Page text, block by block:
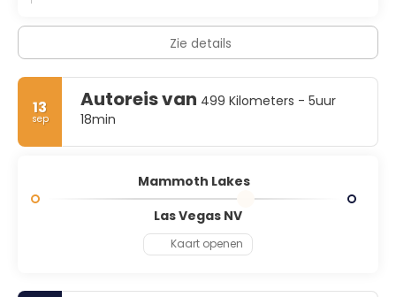
Zie details
13
sep
Autoreis van 499 Kilometers - 5uur
18min
Mammoth Lakes
Las Vegas NV
Kaart openen